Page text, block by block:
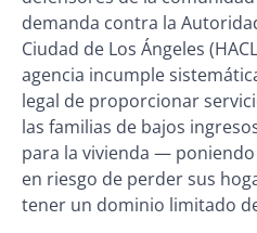
demanda contra la
Ciudad de Los Ángeles
agencia incumple
legal de proporcionar
las familias de bajos
para la vivienda —
en riesgo de perder sus
tener un dominio limitado